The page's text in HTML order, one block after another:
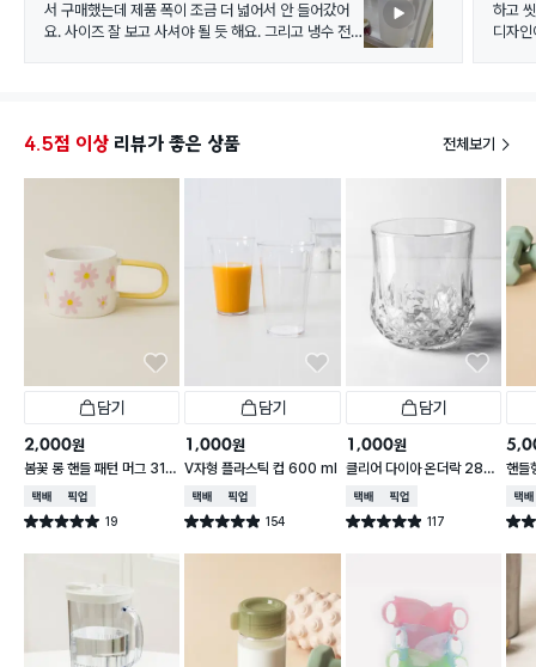
서 구매했는데 제품 폭이 조금 더 넓어서 안 들어갔어
요. 사이즈 잘 보고 사셔야 될 듯 해요. 그리고 냉수 전용
하고
디자
4.5점 이상 리뷰가 좋은 상품 전체보기
담기
2,000원
봄꽃 롱 핸들 패턴 머그 310
ml
택배배송매장픽업
별점 5.0점 19
건 작성
담기
1,000원
V자형 플라스틱 컵 600 ml
택배배송매장픽업
별점 4.9점 154
건 작성
담기
1,000원
클리어 다이아 온더락 280
ml
택배배송매장픽업
별점 4.9점 117
건 작성
핸들
0
택배
별점